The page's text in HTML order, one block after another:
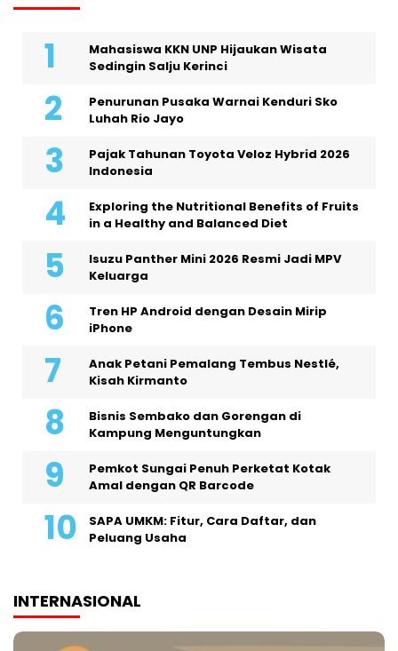
Mahasiswa KKN UNP Hijaukan Wisata
Sedingin Salju Kerinci
Penurunan Pusaka Warnai Kenduri Sko
Luhah Rio Jayo
Pajak Tahunan Toyota Veloz Hybrid 2026
Indonesia
Exploring the Nutritional Benefits of Fruits
in a Healthy and Balanced Diet
Isuzu Panther Mini 2026 Resmi Jadi MPV
Keluarga
Tren HP Android dengan Desain Mirip
iPhone
Anak Petani Pemalang Tembus Nestlé,
Kisah Kirmanto
Bisnis Sembako dan Gorengan di
Kampung Menguntungkan
Pemkot Sungai Penuh Perketat Kotak
Amal dengan QR Barcode
SAPA UMKM: Fitur, Cara Daftar, dan
Peluang Usaha
INTERNASIONAL